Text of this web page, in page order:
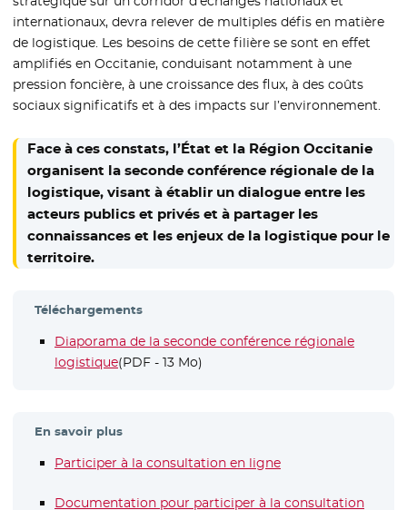
internationaux, devra relever de multiples défis en matière
de logistique. Les besoins de cette filière se sont en effet
amplifiés en Occitanie, conduisant notamment à une
pression foncière, à une croissance des flux, à des coûts
sociaux significatifs et à des impacts sur l’environnement.
Face à ces constats, l’État et la Région Occitanie
organisent la seconde conférence régionale de la
logistique, visant à établir un dialogue entre les
acteurs publics et privés et à partager les
connaissances et les enjeux de la logistique pour le
territoire.
Téléchargements
Diaporama de la seconde conférence régionale
logistique(PDF - 13 Mo)
En savoir plus
Participer à la consultation en ligne- Nouvelle fenêtre
Documentation pour participer à la consultation-